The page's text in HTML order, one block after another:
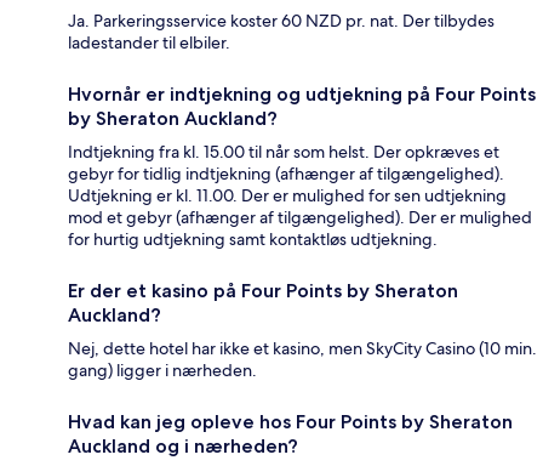
Ja. Parkeringsservice koster 60 NZD pr. nat. Der tilbydes
ladestander til elbiler.
Hvornår er indtjekning og udtjekning på Four Points
by Sheraton Auckland?
Indtjekning fra kl. 15.00 til når som helst. Der opkræves et
gebyr for tidlig indtjekning (afhænger af tilgængelighed).
Udtjekning er kl. 11.00. Der er mulighed for sen udtjekning
mod et gebyr (afhænger af tilgængelighed). Der er mulighed
for hurtig udtjekning samt kontaktløs udtjekning.
Er der et kasino på Four Points by Sheraton
Auckland?
Nej, dette hotel har ikke et kasino, men SkyCity Casino (10 min.
gang) ligger i nærheden.
Hvad kan jeg opleve hos Four Points by Sheraton
Auckland og i nærheden?